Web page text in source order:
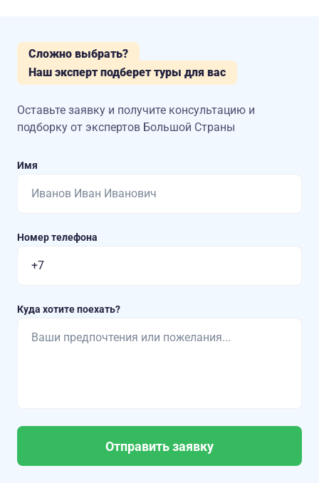
Сложно выбрать?
Наш эксперт подберет туры для вас
Оставьте заявку и получите консультацию и
подборку от экспертов Большой Страны
Имя
Номер телефона
Куда хотите поехать?
Отправить заявку